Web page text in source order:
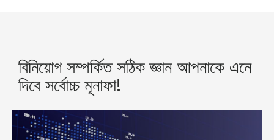
বিনিয়োগ সম্পর্কিত সঠিক জ্ঞান আপনাকে এনে
দিবে সর্বোচ্চ মূনাফা!